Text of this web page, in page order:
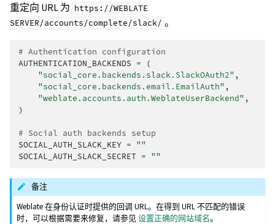
重定向 URL 为 https://WEBLATE
SERVER/accounts/complete/slack/ 。
# Authentication configuration
AUTHENTICATION_BACKENDS =
(
"social_core.backends.slack.SlackOAuth2" ,
"social_core.backends.email.EmailAuth" ,
"weblate.accounts.auth.WeblateUserBackend" ,
)
# Social auth backends setup
SOCIAL_AUTH_SLACK_KEY = ""
SOCIAL_AUTH_SLACK_SECRET = ""
备注
Weblate 在身份认证时提供的回调 URL。在得到 URL 不匹配的错误
时，可以根据需要来修复，请参见设置正确的网站域名。